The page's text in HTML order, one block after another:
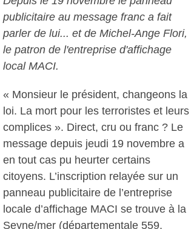
publicitaire au message franc a fait
parler de lui... et de Michel-Ange Flori,
le patron de l'entreprise d'affichage
local MACI.
« Monsieur le président, changeons la
loi. La mort pour les terroristes et leurs
complices ». Direct, cru ou franc ? Le
message depuis jeudi 19 novembre a
en tout cas pu heurter certains
citoyens. L’inscription relayée sur un
panneau publicitaire de l’entreprise
locale d’affichage MACI se trouve à la
Seyne/mer (départementale 559,